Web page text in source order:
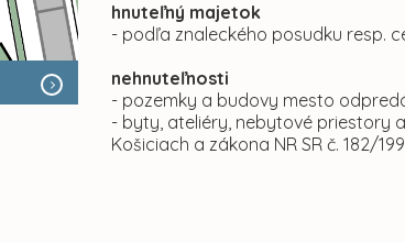
hnuteľný majetok
- podľa znaleckého posudku resp.
nehnuteľnosti
- pozemky a budovy mesto
- byty, ateliéry, nebytové priestory
Košiciach a zákona NR SR č. 182/